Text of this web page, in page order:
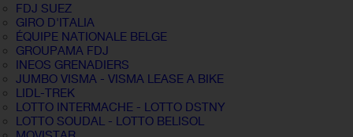
FDJ SUEZ
GIRO D'ITALIA
ÉQUIPE NATIONALE BELGE
GROUPAMA FDJ
INEOS GRENADIERS
JUMBO VISMA - VISMA LEASE A BIKE
LIDL-TREK
LOTTO INTERMACHE - LOTTO DSTNY
LOTTO SOUDAL - LOTTO BELISOL